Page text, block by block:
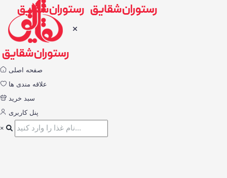
صفحه اصلی
علاقه مندی ها
سبد خرید
پنل کاربری
×